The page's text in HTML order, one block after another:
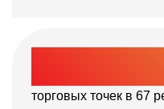
торговых точек в 67